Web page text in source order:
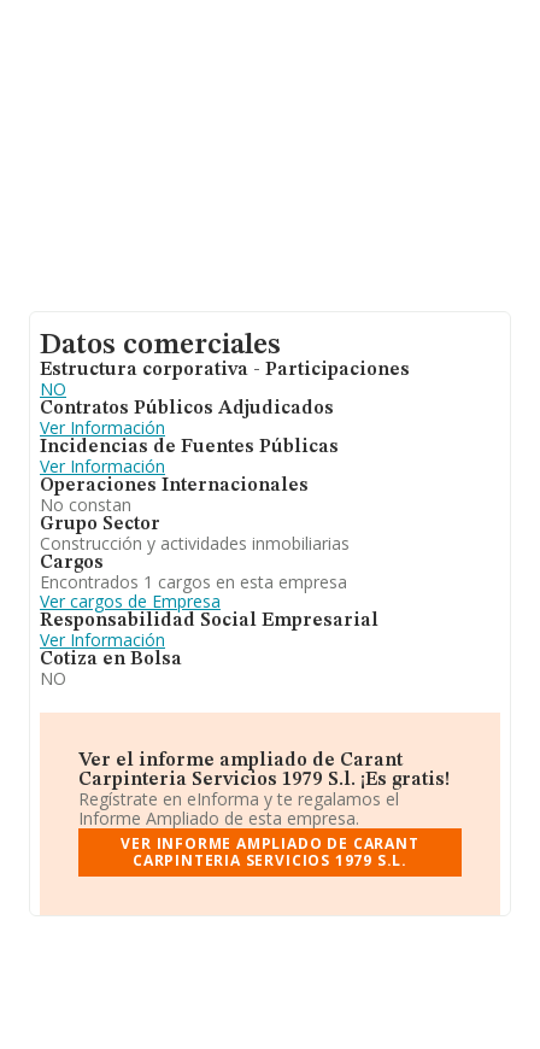
Datos comerciales
Estructura corporativa - Participaciones
NO
Contratos Públicos Adjudicados
Ver Información
Incidencias de Fuentes Públicas
Ver Información
Operaciones Internacionales
No constan
Grupo Sector
Construcción y actividades inmobiliarias
Cargos
Encontrados 1 cargos en esta empresa
Ver cargos de Empresa
Responsabilidad Social Empresarial
Ver Información
Cotiza en Bolsa
NO
Ver el informe ampliado de Carant
Carpinteria Servicios 1979 S.l. ¡Es gratis!
Regístrate en eInforma y te regalamos el
Informe Ampliado de esta empresa.
VER INFORME AMPLIADO DE CARANT
CARPINTERIA SERVICIOS 1979 S.L.